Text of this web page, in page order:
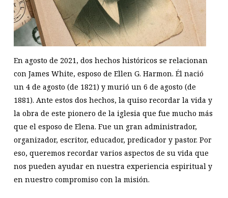
En agosto de 2021, dos hechos históricos se relacionan
con James White, esposo de Ellen G. Harmon. Él nació
un 4 de agosto (de 1821) y murió un 6 de agosto (de
1881). Ante estos dos hechos, la quiso recordar la vida y
la obra de este pionero de la iglesia que fue mucho más
que el esposo de Elena. Fue un gran administrador,
organizador, escritor, educador, predicador y pastor. Por
eso, queremos recordar varios aspectos de su vida que
nos pueden ayudar en nuestra experiencia espiritual y
en nuestro compromiso con la misión.